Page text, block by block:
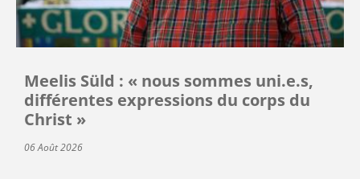
Meelis Süld : « nous sommes uni.e.s,
différentes expressions du corps du
Christ »
06 Août 2026